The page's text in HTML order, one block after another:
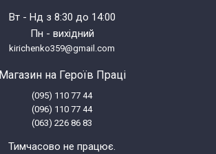
Вт - Нд з 8:30 до 14:00
Пн - вихідний
kirichenko359@gmail.com
Магазин на Героїв Праці
(095) 110 77 44
(096) 110 77 44
(063) 226 86 83
Тимчасово не працює.